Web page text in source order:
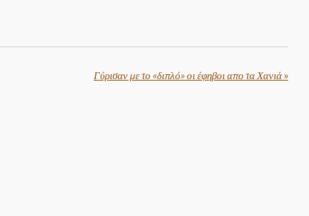
Γύρισαν με το «διπλό» οι έφηβοι απο τα Χανιά»